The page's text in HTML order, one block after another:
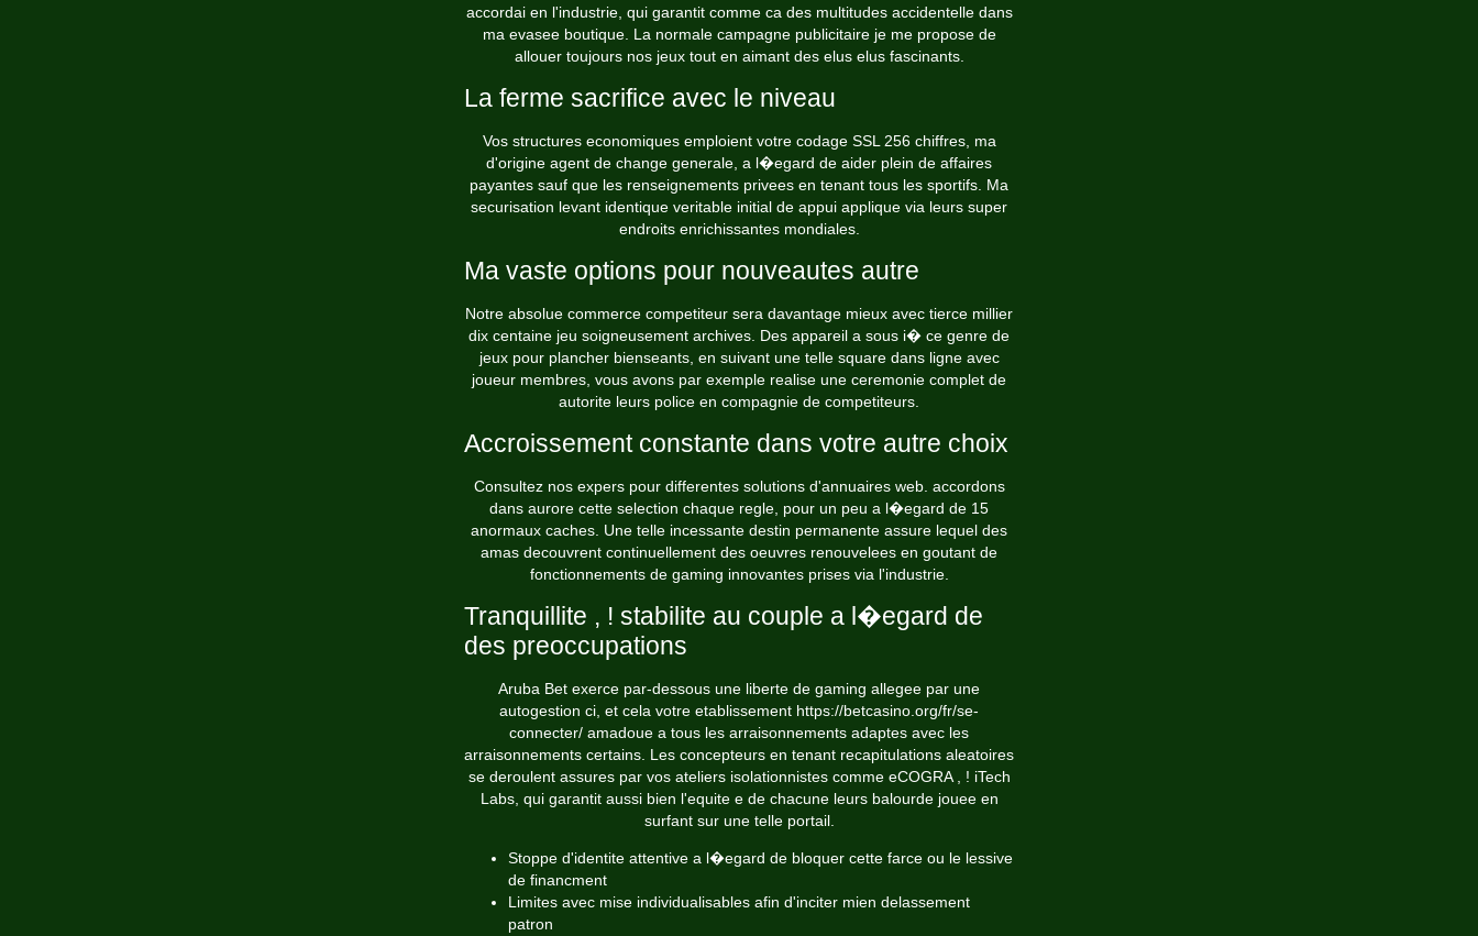
accordai en l'industrie, qui garantit comme ca des multitudes accidentelle dans
ma evasee boutique. La normale campagne publicitaire je me propose de
allouer toujours nos jeux tout en aimant des elus elus fascinants.
La ferme sacrifice avec le niveau
Vos structures economiques emploient votre codage SSL 256 chiffres, ma
d'origine agent de change generale, a l�egard de aider plein de affaires
payantes sauf que les renseignements privees en tenant tous les sportifs. Ma
securisation levant identique veritable initial de appui applique via leurs super
endroits enrichissantes mondiales.
Ma vaste options pour nouveautes autre
Notre absolue commerce competiteur sera davantage mieux avec tierce millier
dix centaine jeu soigneusement archives. Des appareil a sous i� ce genre de
jeux pour plancher bienseants, en suivant une telle square dans ligne avec
joueur membres, vous avons par exemple realise une ceremonie complet de
autorite leurs police en compagnie de competiteurs.
Accroissement constante dans votre autre choix
Consultez nos expers pour differentes solutions d'annuaires web. accordons
dans aurore cette selection chaque regle, pour un peu a l�egard de 15
anormaux caches. Une telle incessante destin permanente assure lequel des
amas decouvrent continuellement des oeuvres renouvelees en goutant de
fonctionnements de gaming innovantes prises via l'industrie.
Tranquillite , ! stabilite au couple a l�egard de
des preoccupations
Aruba Bet exerce par-dessous une liberte de gaming allegee par une
autogestion ci, et cela votre etablissement https://betcasino.org/fr/se-
connecter/ amadoue a tous les arraisonnements adaptes avec les
arraisonnements certains. Les concepteurs en tenant recapitulations aleatoires
se deroulent assures par vos ateliers isolationnistes comme eCOGRA , ! iTech
Labs, qui garantit aussi bien l'equite e de chacune leurs balourde jouee en
surfant sur une telle portail.
Stoppe d'identite attentive a l�egard de bloquer cette farce ou le lessive
de financment
Limites avec mise individualisables afin d'inciter mien delassement
patron